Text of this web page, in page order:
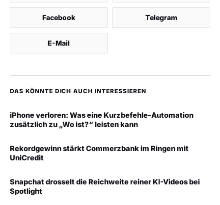
Facebook Telegram
E-Mail
DAS KÖNNTE DICH AUCH INTERESSIEREN
iPhone verloren: Was eine Kurzbefehle-Automation
zusätzlich zu „Wo ist?“ leisten kann
Rekordgewinn stärkt Commerzbank im Ringen mit
UniCredit
Snapchat drosselt die Reichweite reiner KI-Videos bei
Spotlight